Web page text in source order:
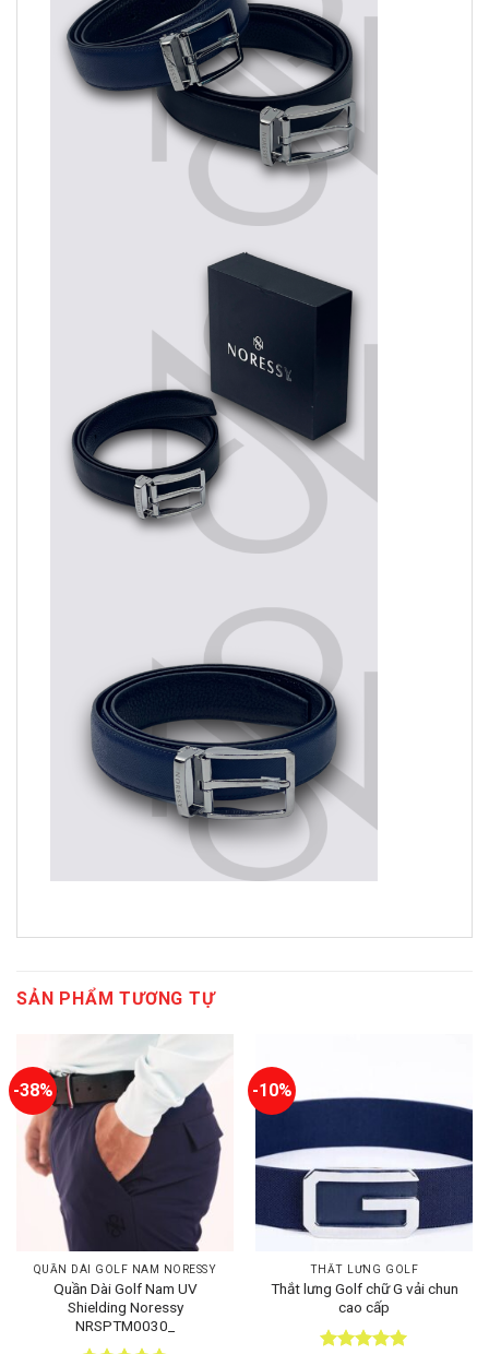
SẢN PHẨM TƯƠNG TỰ
-38%
QUẦN DÀI GOLF NAM NORESSY
Quần Dài Golf Nam UV
Shielding Noressy
NRSPTM0030_
-10%
THẮT LƯNG GOLF
Thắt lưng Golf chữ G vải chun
cao cấp